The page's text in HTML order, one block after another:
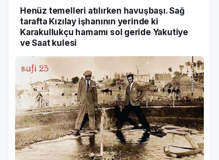
Henüz temelleri atılırken havuşbaşı. Sağ
tarafta Kızılay işhanının yerinde ki
Karakullukçu hamamı sol geride Yakutiye
ve Saat kulesi